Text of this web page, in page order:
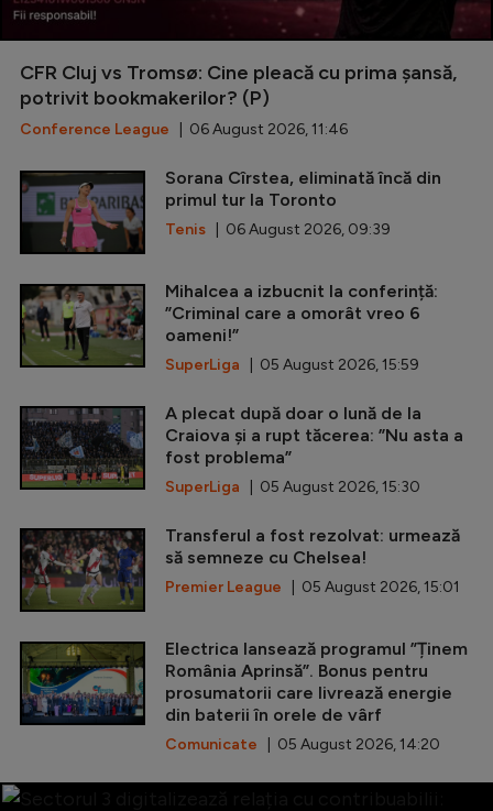
CFR Cluj vs Tromsø: Cine pleacă cu prima șansă,
potrivit bookmakerilor? (P)
Conference League | 06 August 2026, 11:46
Sorana Cîrstea, eliminată încă din
primul tur la Toronto
Tenis | 06 August 2026, 09:39
Mihalcea a izbucnit la conferință:
”Criminal care a omorât vreo 6
oameni!”
SuperLiga | 05 August 2026, 15:59
A plecat după doar o lună de la
Craiova și a rupt tăcerea: ”Nu asta a
fost problema”
SuperLiga | 05 August 2026, 15:30
Transferul a fost rezolvat: urmează
să semneze cu Chelsea!
Premier League | 05 August 2026, 15:01
Electrica lansează programul ”Ținem
România Aprinsă”. Bonus pentru
prosumatorii care livrează energie
din baterii în orele de vârf
Comunicate | 05 August 2026, 14:20